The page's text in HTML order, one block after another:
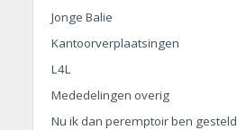
Jonge Balie
Kantoorverplaatsingen
L4L
Mededelingen overig
Nu ik dan peremptoir ben gesteld